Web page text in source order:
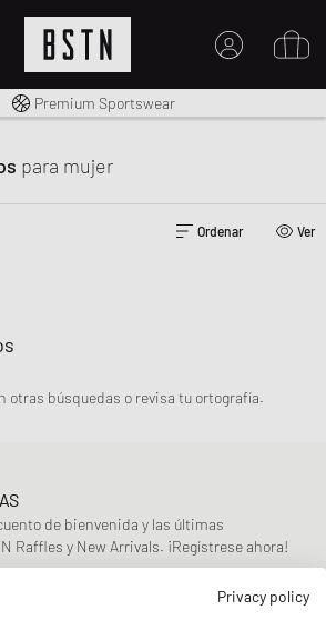
gratuito a España desde € 100
Premium Sportswear
para mujer
Ordenar Ver
otras búsquedas o revisa tu ortografía.
de bienvenida y las últimas
Raffles y New Arrivals. ¡Regístrese ahora!
REGÍSTRATEPrivacy policy